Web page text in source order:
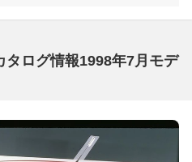
タログ情報1998年7月モデ